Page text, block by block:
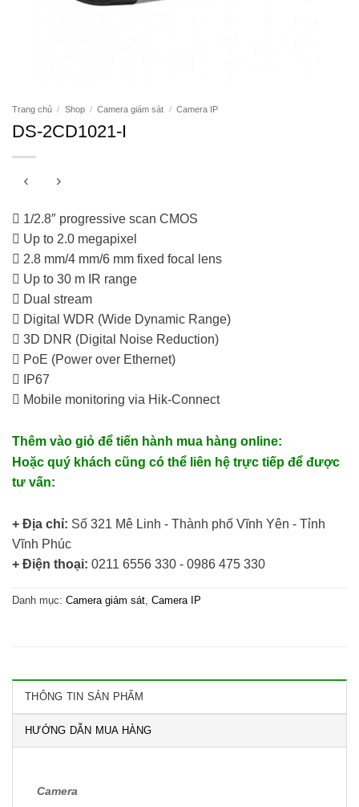
Trang chủ / Shop / Camera giám sát / Camera IP
DS-2CD1021-I
 1/2.8″ progressive scan CMOS
 Up to 2.0 megapixel
 2.8 mm/4 mm/6 mm fixed focal lens
 Up to 30 m IR range
 Dual stream
 Digital WDR (Wide Dynamic Range)
 3D DNR (Digital Noise Reduction)
 PoE (Power over Ethernet)
 IP67
 Mobile monitoring via Hik-Connect
Thêm vào giỏ để tiến hành mua hàng online:
Hoặc quý khách cũng có thể liên hệ trực tiếp để được
tư vấn:
+ Địa chỉ: Số 321 Mê Linh - Thành phố Vĩnh Yên - Tỉnh
Vĩnh Phúc
+ Điện thoại: 0211 6556 330 - 0986 475 330
Danh mục: Camera giám sát Camera IP
THÔNG TIN SẢN PHẨM
HƯỚNG DẪN MUA HÀNG
Camera